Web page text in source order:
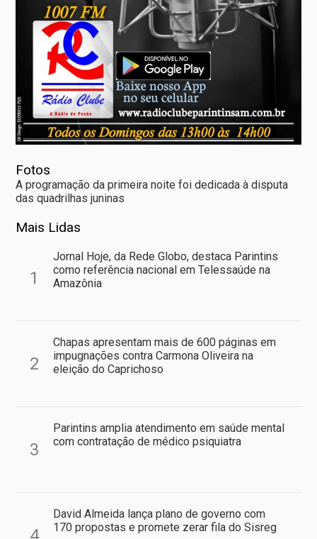
Fotos
A programação da primeira noite foi dedicada à disputa
das quadrilhas juninas
Mais Lidas
1
Jornal Hoje, da Rede Globo, destaca Parintins
como referência nacional em Telessaúde na
Amazônia
2
Chapas apresentam mais de 600 páginas em
impugnações contra Carmona Oliveira na
eleição do Caprichoso
3
Parintins amplia atendimento em saúde mental
com contratação de médico psiquiatra
David Almeida lança plano de governo com
170 propostas e promete zerar fila do Sisreg